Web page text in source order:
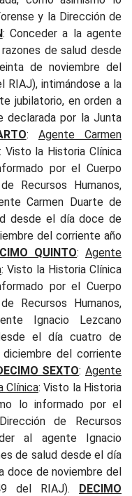
y la Dirección de
: Conceder a la agente
de salud desde
de noviembre del
RIAJ), intimándose a la
jubilatorio, en orden a
declarada por la Junta
: Agente Carmen
Visto la Historia Clínica
por el Cuerpo
Recursos Humanos,
Carmen Duarte de
desde el día doce de
del corriente año
QUINTO: Agente
: Visto la Historia Clínica
por el Cuerpo
Recursos Humanos,
Ignacio Lezcano
el día cuatro de
del corriente
SEXTO: Agente
Clínica: Visto la Historia
lo informado por el
de Recursos
al agente Ignacio
de salud desde el día
doce de noviembre del
del RIAJ). DECIMO